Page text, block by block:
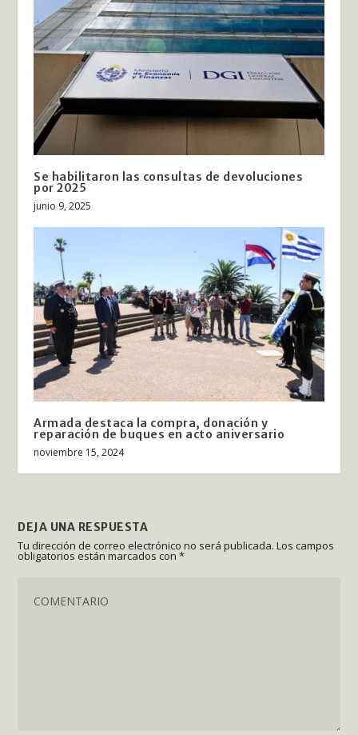
Se habilitaron las consultas de devoluciones
por 2025
junio 9, 2025
Armada destaca la compra, donación y
reparación de buques en acto aniversario
noviembre 15, 2024
DEJA UNA RESPUESTA
Tu dirección de correo electrónico no será publicada. Los campos
obligatorios están marcados con*